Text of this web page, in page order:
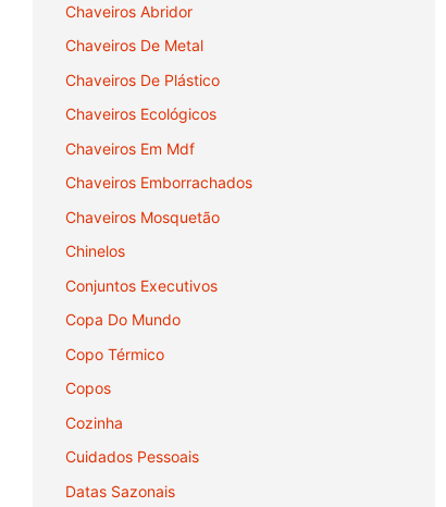
Chaveiros Abridor
Chaveiros De Metal
Chaveiros De Plástico
Chaveiros Ecológicos
Chaveiros Em Mdf
Chaveiros Emborrachados
Chaveiros Mosquetão
Chinelos
Conjuntos Executivos
Copa Do Mundo
Copo Térmico
Copos
Cozinha
Cuidados Pessoais
Datas Sazonais